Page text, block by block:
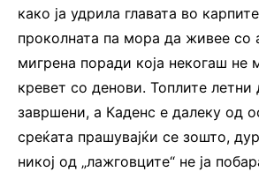
како ја удрила главата во
проколната па мора да живее со
мигрена поради која некогаш не
кревет со денови. Топлите летни
завршени, а Каденс е далеку од
среќата прашувајќи се зошто,
никој од „лажговците“ не ја